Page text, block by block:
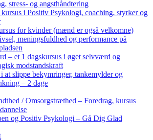
stress- og angsthåndtering
i Positiv Psykologi, coaching, styrker og
for kvinder (mænd er også velkomne)
meningsfuldhed og performance på
– et 1 dagskursus i øget selvværd og
modstandskraft
at slippe bekymringer, tankemylder og
– 2 dage
/ Omsorgstræthed – Foredrag, kursus
og Positiv Psykologi – Gå Dig Glad